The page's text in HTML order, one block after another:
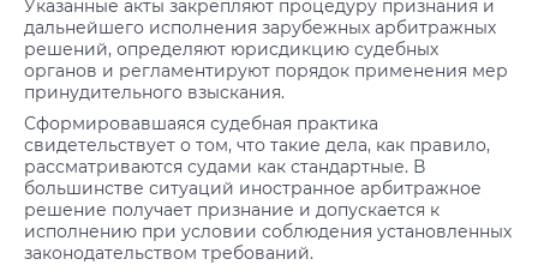
Указанные акты закрепляют процедуру признания и
дальнейшего исполнения зарубежных арбитражных
решений, определяют юрисдикцию судебных
органов и регламентируют порядок применения мер
принудительного взыскания.
Сформировавшаяся судебная практика
свидетельствует о том, что такие дела, как правило,
рассматриваются судами как стандартные. В
большинстве ситуаций иностранное арбитражное
решение получает признание и допускается к
исполнению при условии соблюдения установленных
законодательством требований.